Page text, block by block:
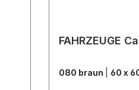
FAHRZEUGE
080 braun 60 x